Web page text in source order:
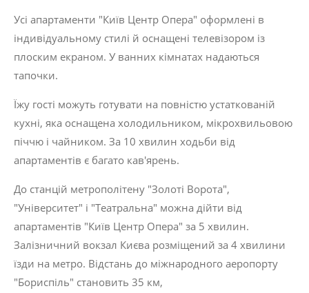
Усі апартаменти "Київ Центр Опера" оформлені в
індивідуальному стилі й оснащені телевізором із
плоским екраном. У ванних кімнатах надаються
тапочки.
Їжу гості можуть готувати на повністю устаткованій
кухні, яка оснащена холодильником, мікрохвильовою
піччю і чайником. За 10 хвилин ходьби від
апартаментів є багато кав'ярень.
До станцій метрополітену "Золоті Ворота",
"Університет" і "Театральна" можна дійти від
апартаментів "Київ Центр Опера" за 5 хвилин.
Залізничний вокзал Києва розміщений за 4 хвилини
їзди на метро. Відстань до міжнародного аеропорту
"Бориспіль" становить 35 км,